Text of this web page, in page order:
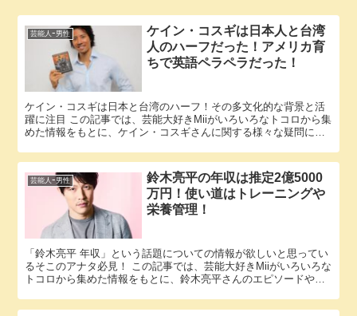
芸能人ｰ男性
ケイン・コスギは日本人と台湾
人のハーフだった！アメリカ育
ちで英語ペラペラだった！
ケイン・コスギは日本と台湾のハーフ！その多文化的な背景と活
躍に注目 この記事では、芸能大好きMiiがいろいろなトコロから集
めた情報をもとに、ケイン・コスギさんに関する様々な疑問に答
芸能人ｰ男性
鈴木亮平の年収は推定2億5000
万円！使い道はトレーニングや
栄養管理！
「鈴木亮平 年収」という話題についての情報が欲しいと思ってい
るそこのアナタ必見！ この記事では、芸能大好きMiiがいろいろな
トコロから集めた情報をもとに、鈴木亮平さんのエピソードや年